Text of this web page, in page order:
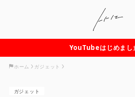
YouTubeはじめまし
ホーム ガジェット
ガジェット